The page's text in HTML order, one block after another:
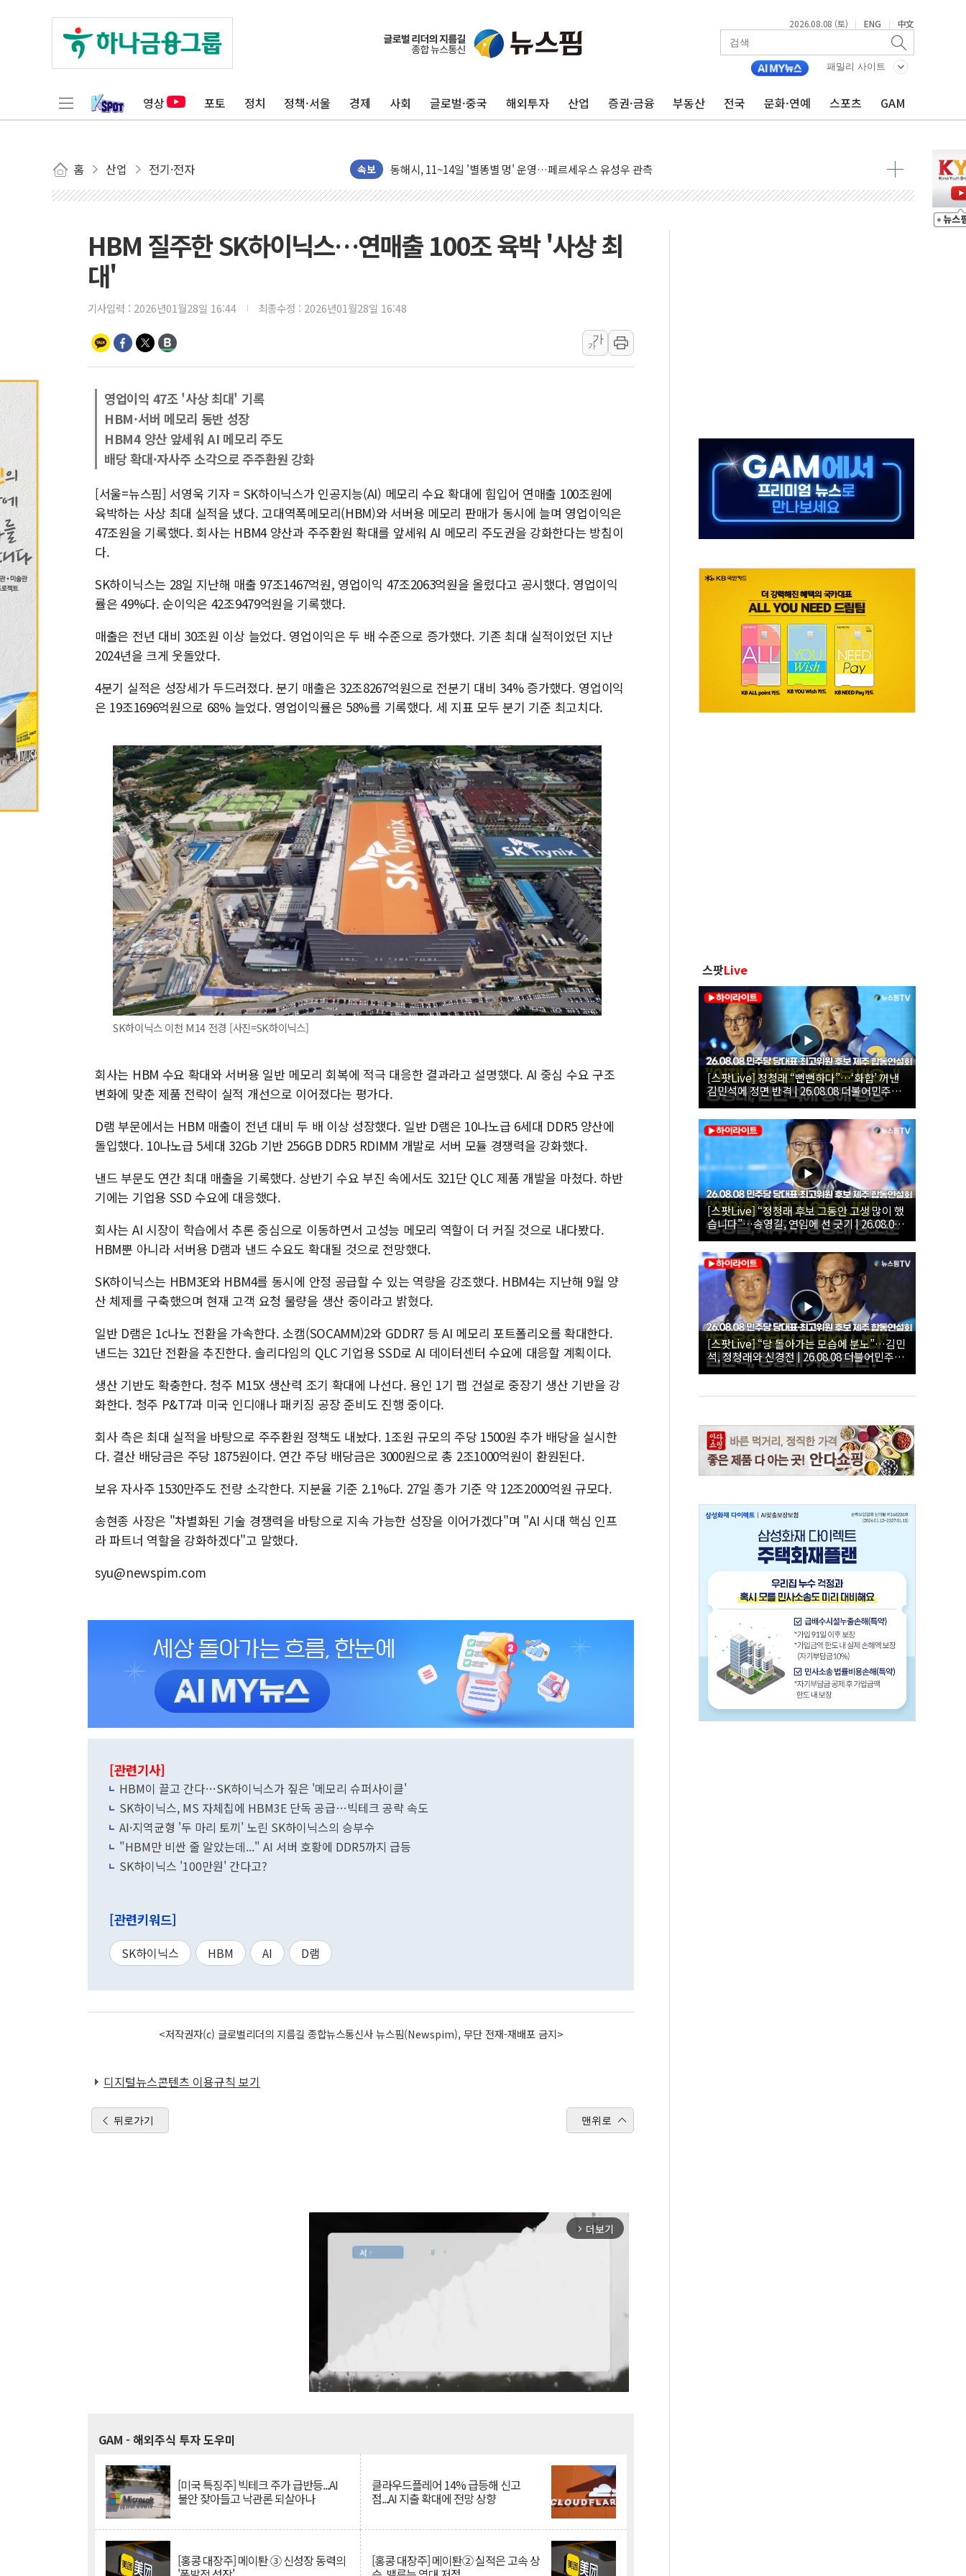
2026.08.08 (토) | ENG | 中文
패밀리 사이트
영상 포토 정치 정책·서울 경제 사회 글로벌·중국 해외투자 산업 증권·금융 부동산 전국 문화·연예 스포츠 GAM
홈 산업 전기·전자 속보
李대통령, ISA 개편 재검토 지시…與 "적극 환영"·野 "졸속 국정"
中 전방위 아파트 부양, 수도 베이징도 부동산 규제 철폐
강원 중·남부 동해안 시간당 50mm 이상 폭우…호우경보 발효
청양 밭에서 일하던 90대 숨져…온열질환 여부 조사
李대통령, 'ISA·주가누르기 방지법' 전면 재검토 지시
오세훈 "용산공원 주택 검토, 민주당 스스로 원칙 뒤집는 것"
충북 주말 무더위 지속…청주·진천 35도, 곳곳 소나기
10월 보완수사권 폐지·공소청 출범…피해자들 '범죄 사각지대' 우려
유럽증시, 美 고용 예상 밖 부진에 연준 금리 인상 가능성 낮아지며 상승… STOXX 600 지수는 나흘 연속 최고치
HBM 질주한 SK하이닉스…연매출 100조 육박 '사상 최
대'
기사입력 : 2026년01월28일 16:44 최종수정 : 2026년01월28일 16:48
가
가
영업이익 47조 '사상 최대' 기록
HBM·서버 메모리 동반 성장
HBM4 양산 앞세워 AI 메모리 주도
배당 확대·자사주 소각으로 주주환원 강화
[서울=뉴스핌] 서영욱 기자 = SK하이닉스가 인공지능(AI) 메모리 수요 확대에 힘입어 연매출 100조원에
육박하는 사상 최대 실적을 냈다. 고대역폭메모리(HBM)와 서버용 메모리 판매가 동시에 늘며 영업이익은
47조원을 기록했다. 회사는 HBM4 양산과 주주환원 확대를 앞세워 AI 메모리 주도권을 강화한다는 방침이
다.
SK하이닉스는 28일 지난해 매출 97조1467억원, 영업이익 47조2063억원을 올렸다고 공시했다. 영업이익
률은 49%다. 순이익은 42조9479억원을 기록했다.
매출은 전년 대비 30조원 이상 늘었다. 영업이익은 두 배 수준으로 증가했다. 기존 최대 실적이었던 지난
2024년을 크게 웃돌았다.
4분기 실적은 성장세가 두드러졌다. 분기 매출은 32조8267억원으로 전분기 대비 34% 증가했다. 영업이익
은 19조1696억원으로 68% 늘었다. 영업이익률은 58%를 기록했다. 세 지표 모두 분기 기준 최고치다.
SK하이닉스 이천 M14 전경 [사진=SK하이닉스]
회사는 HBM 수요 확대와 서버용 일반 메모리 회복에 적극 대응한 결과라고 설명했다. AI 중심 수요 구조
변화에 맞춘 제품 전략이 실적 개선으로 이어졌다는 평가다.
D램 부문에서는 HBM 매출이 전년 대비 두 배 이상 성장했다. 일반 D램은 10나노급 6세대 DDR5 양산에
돌입했다. 10나노급 5세대 32Gb 기반 256GB DDR5 RDIMM 개발로 서버 모듈 경쟁력을 강화했다.
낸드 부문도 연간 최대 매출을 기록했다. 상반기 수요 부진 속에서도 321단 QLC 제품 개발을 마쳤다. 하반
기에는 기업용 SSD 수요에 대응했다.
회사는 AI 시장이 학습에서 추론 중심으로 이동하면서 고성능 메모리 역할이 더 커질 것으로 내다봤다.
HBM뿐 아니라 서버용 D램과 낸드 수요도 확대될 것으로 전망했다.
SK하이닉스는 HBM3E와 HBM4를 동시에 안정 공급할 수 있는 역량을 강조했다. HBM4는 지난해 9월 양
산 체제를 구축했으며 현재 고객 요청 물량을 생산 중이라고 밝혔다.
일반 D램은 1c나노 전환을 가속한다. 소캠(SOCAMM)2와 GDDR7 등 AI 메모리 포트폴리오를 확대한다.
낸드는 321단 전환을 추진한다. 솔리다임의 QLC 기업용 SSD로 AI 데이터센터 수요에 대응할 계획이다.
생산 기반도 확충한다. 청주 M15X 생산력 조기 확대에 나선다. 용인 1기 팹 건설로 중장기 생산 기반을 강
화한다. 청주 P&T7과 미국 인디애나 패키징 공장 준비도 진행 중이다.
회사 측은 최대 실적을 바탕으로 주주환원 정책도 내놨다. 1조원 규모의 주당 1500원 추가 배당을 실시한
다. 결산 배당금은 주당 1875원이다. 연간 주당 배당금은 3000원으로 총 2조1000억원이 환원된다.
보유 자사주 1530만주도 전량 소각한다. 지분율 기준 2.1%다. 27일 종가 기준 약 12조2000억원 규모다.
송현종 사장은 "차별화된 기술 경쟁력을 바탕으로 지속 가능한 성장을 이어가겠다"며 "AI 시대 핵심 인프
라 파트너 역할을 강화하겠다"고 말했다.
syu@newspim.com
[관련기사]
HBM이 끌고 간다…SK하이닉스가 짚은 '메모리 슈퍼사이클'
SK하이닉스, MS 자체칩에 HBM3E 단독 공급…빅테크 공략 속도
AI·지역균형 '두 마리 토끼' 노린 SK하이닉스의 승부수
"HBM만 비싼 줄 알았는데..." AI 서버 호황에 DDR5까지 급등
SK하이닉스 '100만원' 간다고?
[관련키워드]
SK하이닉스 HBM AI D램
<저작권자(c) 글로벌리더의 지름길 종합뉴스통신사 뉴스핌(Newspim), 무단 전재-재배포 금지>
디지털뉴스콘텐츠 이용규칙 보기
뒤로가기 맨위로
arrow_forward_ios 더보기
GAM - 해외주식 투자 도우미
[미국 특징주] 빅테크 주가 급반등...AI
불안 잦아들고 낙관론 되살아나
클라우드플레어 14% 급등해 신고
점...AI 지출 확대에 전망 상향
[홍콩 대장주] 메이퇀 ③ 신성장 동력의 [홍콩 대장주] 메이퇀② 실적은 고속 상
스팟Live
[스팟Live] 정청래 “뻔뻔하다”…‘화합’ 꺼낸
김민석에 정면 반격 | 26.08.08 더불어민주당
당대표·최고위원 후보 제주 합동연설회
[스팟Live] “정청래 후보 그동안 고생 많이 했
습니다”…송영길, 연임에 선 긋기 | 26.08.08
더불어민주당 당대표·최고위원 후보 제주 합
동연설회
[스팟Live] “당 돌아가는 모습에 분노”…김민
석, 정청래와 신경전 | 26.08.08 더불어민주당
당대표·최고위원 후보 제주 합동연설회